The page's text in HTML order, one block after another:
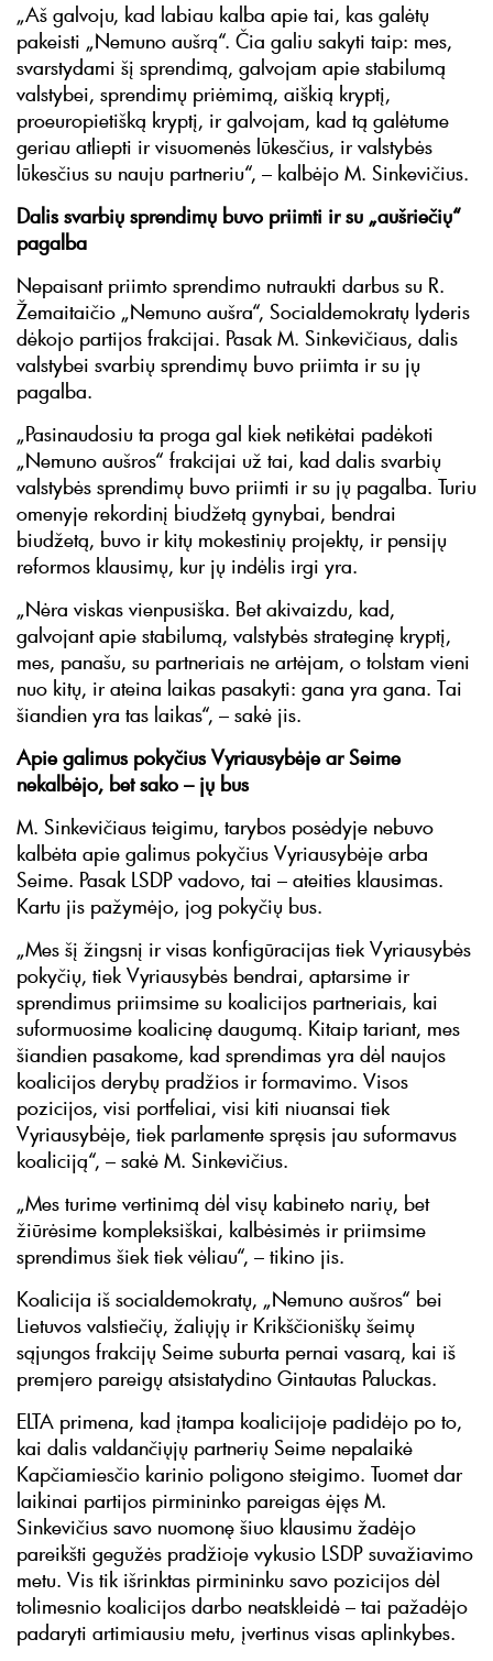
„Aš galvoju, kad labiau kalba apie tai, kas galėtų
pakeisti „Nemuno aušrą“. Čia galiu sakyti taip: mes,
svarstydami šį sprendimą, galvojam apie stabilumą
valstybei, sprendimų priėmimą, aiškią kryptį,
proeuropietišką kryptį, ir galvojam, kad tą galėtume
geriau atliepti ir visuomenės lūkesčius, ir valstybės
lūkesčius su nauju partneriu“, – kalbėjo M. Sinkevičius.
Dalis svarbių sprendimų buvo priimti ir su „aušriečių“
pagalba
Nepaisant priimto sprendimo nutraukti darbus su R.
Žemaitaičio „Nemuno aušra“, Socialdemokratų lyderis
dėkojo partijos frakcijai. Pasak M. Sinkevičiaus, dalis
valstybei svarbių sprendimų buvo priimta ir su jų
pagalba.
„Pasinaudosiu ta proga gal kiek netikėtai padėkoti
„Nemuno aušros“ frakcijai už tai, kad dalis svarbių
valstybės sprendimų buvo priimti ir su jų pagalba. Turiu
omenyje rekordinį biudžetą gynybai, bendrai
biudžetą, buvo ir kitų mokestinių projektų, ir pensijų
reformos klausimų, kur jų indėlis irgi yra.
„Nėra viskas vienpusiška. Bet akivaizdu, kad,
galvojant apie stabilumą, valstybės strateginę kryptį,
mes, panašu, su partneriais ne artėjam, o tolstam vieni
nuo kitų, ir ateina laikas pasakyti: gana yra gana. Tai
šiandien yra tas laikas“, – sakė jis.
Apie galimus pokyčius Vyriausybėje ar Seime
nekalbėjo, bet sako – jų bus
M. Sinkevičiaus teigimu, tarybos posėdyje nebuvo
kalbėta apie galimus pokyčius Vyriausybėje arba
Seime. Pasak LSDP vadovo, tai – ateities klausimas.
Kartu jis pažymėjo, jog pokyčių bus.
„Mes šį žingsnį ir visas konfigūracijas tiek Vyriausybės
pokyčių, tiek Vyriausybės bendrai, aptarsime ir
sprendimus priimsime su koalicijos partneriais, kai
suformuosime koalicinę daugumą. Kitaip tariant, mes
šiandien pasakome, kad sprendimas yra dėl naujos
koalicijos derybų pradžios ir formavimo. Visos
pozicijos, visi portfeliai, visi kiti niuansai tiek
Vyriausybėje, tiek parlamente spręsis jau suformavus
koaliciją“, – sakė M. Sinkevičius.
„Mes turime vertinimą dėl visų kabineto narių, bet
žiūrėsime kompleksiškai, kalbėsimės ir priimsime
sprendimus šiek tiek vėliau“, – tikino jis.
Koalicija iš socialdemokratų, „Nemuno aušros“ bei
Lietuvos valstiečių, žaliųjų ir Krikščioniškų šeimų
sąjungos frakcijų Seime suburta pernai vasarą, kai iš
premjero pareigų atsistatydino Gintautas Paluckas.
ELTA primena, kad įtampa koalicijoje padidėjo po to,
kai dalis valdančiųjų partnerių Seime nepalaikė
Kapčiamiesčio karinio poligono steigimo. Tuomet dar
laikinai partijos pirmininko pareigas ėjęs M.
Sinkevičius savo nuomonę šiuo klausimu žadėjo
pareikšti gegužės pradžioje vykusio LSDP suvažiavimo
metu. Vis tik išrinktas pirmininku savo pozicijos dėl
tolimesnio koalicijos darbo neatskleidė – tai pažadėjo
padaryti artimiausiu metu, įvertinus visas aplinkybes.